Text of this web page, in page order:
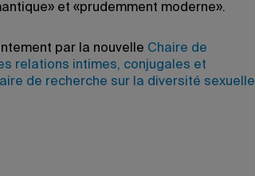
et «prudemment moderne».
par la nouvelle Chaire de
relations intimes, conjugales et
de recherche sur la diversité sexuelle